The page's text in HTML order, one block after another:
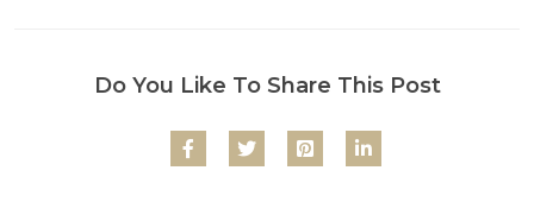
Do You Like To Share This Post